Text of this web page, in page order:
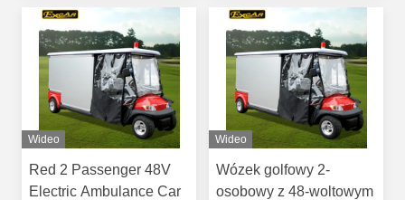
Wideo
Red 2 Passenger 48V
Electric Ambulance Car
Wideo
Wózek golfowy 2-
osobowy z 48-woltowym